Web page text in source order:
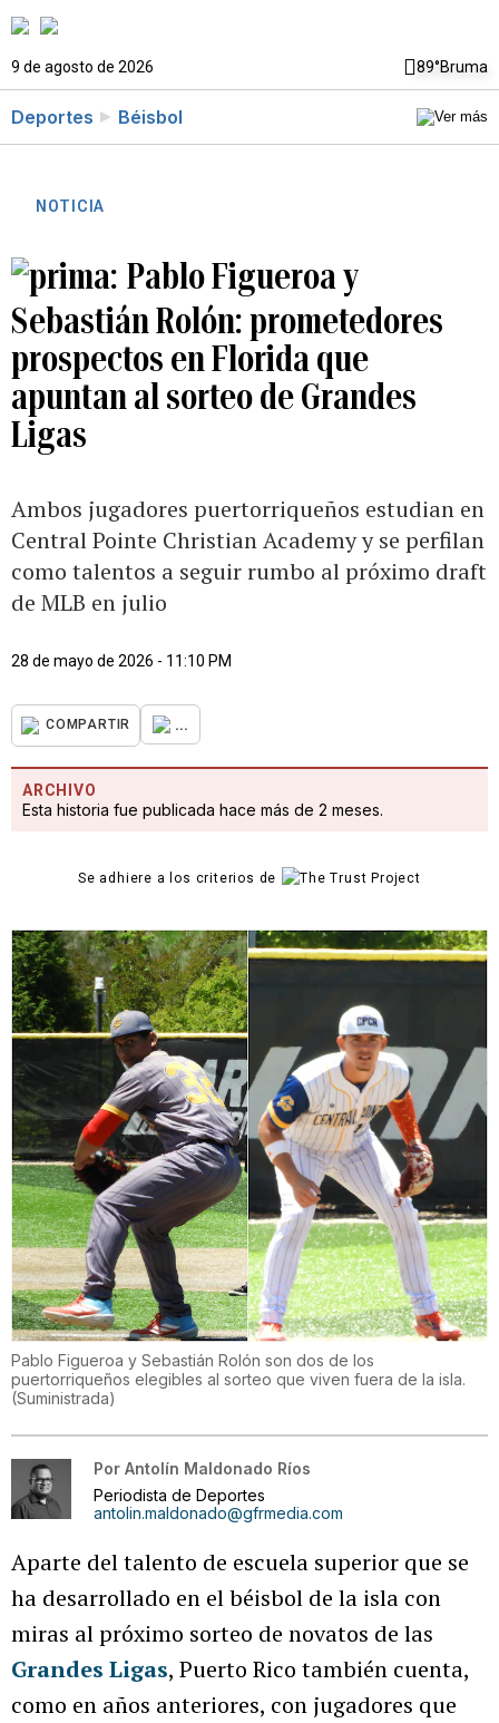
9 de agosto de 2026 89°Bruma
Deportes Béisbol
NOTICIA
Pablo Figueroa y
Sebastián Rolón: prometedores
prospectos en Florida que
apuntan al sorteo de Grandes
Ligas
Ambos jugadores puertorriqueños estudian en
Central Pointe Christian Academy y se perfilan
como talentos a seguir rumbo al próximo draft
de MLB en julio
28 de mayo de 2026 - 11:10 PM
COMPARTIR ...
ARCHIVO
Esta historia fue publicada hace más de 2 meses.
Se adhiere a los criterios de
Pablo Figueroa y Sebastián Rolón son dos de los
puertorriqueños elegibles al sorteo que viven fuera de la isla.
(Suministrada)
Por Antolín Maldonado Ríos
Periodista de Deportes
antolin.maldonado@gfrmedia.com
Aparte del talento de escuela superior que se
ha desarrollado en el béisbol de la isla con
miras al próximo sorteo de novatos de las
Grandes Ligas, Puerto Rico también cuenta,
como en años anteriores, con jugadores que